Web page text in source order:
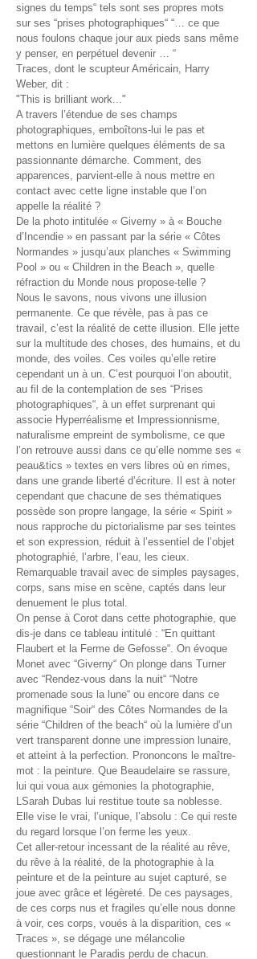
signes du temps“ tels sont ses propres mots
sur ses “prises photographiques“ “… ce que
nous foulons chaque jour aux pieds sans même
y penser, en perpétuel devenir … “
Traces, dont le scupteur Américain, Harry
Weber, dit :
"This is brilliant work..."
A travers l’étendue de ses champs
photographiques, emboîtons-lui le pas et
mettons en lumière quelques éléments de sa
passionnante démarche. Comment, des
apparences, parvient-elle à nous mettre en
contact avec cette ligne instable que l’on
appelle la réalité ?
De la photo intitulée « Giverny » à « Bouche
d’Incendie » en passant par la série « Côtes
Normandes » jusqu’aux planches « Swimming
Pool » ou « Children in the Beach », quelle
réfraction du Monde nous propose-telle ?
Nous le savons, nous vivons une illusion
permanente. Ce que révèle, pas à pas ce
travail, c’est la réalité de cette illusion. Elle jette
sur la multitude des choses, des humains, et du
monde, des voiles. Ces voiles qu’elle retire
cependant un à un. C’est pourquoi l’on aboutit,
au fil de la contemplation de ses “Prises
photographiques“, à un effet surprenant qui
associe Hyperréalisme et Impressionnisme,
naturalisme empreint de symbolisme, ce que
l’on retrouve aussi dans ce qu’elle nomme ses «
peau&tics » textes en vers libres où en rimes,
dans une grande liberté d’écriture. Il est à noter
cependant que chacune de ses thématiques
possède son propre langage, la série « Spirit »
nous rapproche du pictorialisme par ses teintes
et son expression, réduit à l’essentiel de l’objet
photographié, l’arbre, l’eau, les cieux.
Remarquable travail avec de simples paysages,
corps, sans mise en scène, captés dans leur
denuement le plus total.
On pense à Corot dans cette photographie, que
dis-je dans ce tableau intitulé : “En quittant
Flaubert et la Ferme de Gefosse“. On évoque
Monet avec “Giverny“ On plonge dans Turner
avec “Rendez-vous dans la nuit“ “Notre
promenade sous la lune“ ou encore dans ce
magnifique “Soir“ des Côtes Normandes de la
série “Children of the beach“ où la lumière d’un
vert transparent donne une impression lunaire,
et atteint à la perfection. Prononcons le maître-
mot : la peinture. Que Beaudelaire se rassure,
lui qui voua aux gémonies la photographie,
LSarah Dubas lui restitue toute sa noblesse.
Elle vise le vrai, l’unique, l’absolu : Ce qui reste
du regard lorsque l’on ferme les yeux.
Cet aller-retour incessant de la réalité au rêve,
du rêve à la réalité, de la photographie à la
peinture et de la peinture au sujet capturé, se
joue avec grâce et légèreté. De ces paysages,
de ces corps nus et fragiles qu’elle nous donne
à voir, ces corps, voués à la disparition, ces «
Traces », se dégage une mélancolie
questionnant le Paradis perdu de chacun.